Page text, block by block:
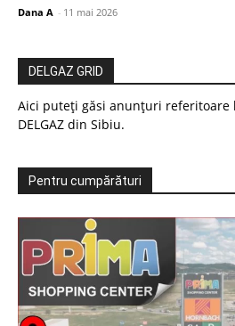
Dana A - 11 mai 2026
DELGAZ GRID
Aici puteți găsi anunțuri
DELGAZ din Sibiu.
Pentru cumpărături